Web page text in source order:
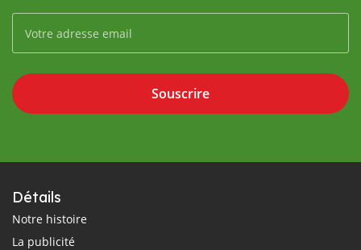
Souscrire
Détails
Notre histoire
La publicité